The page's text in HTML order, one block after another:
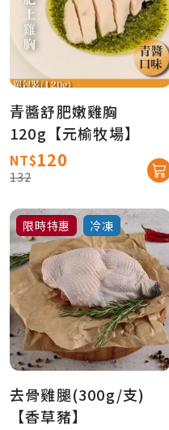
青醬舒肥嫩雞胸
120g【元榆牧場】
NT$120
132
限時特惠 冷凍
去骨雞腿(300g/支)
【香草豬】